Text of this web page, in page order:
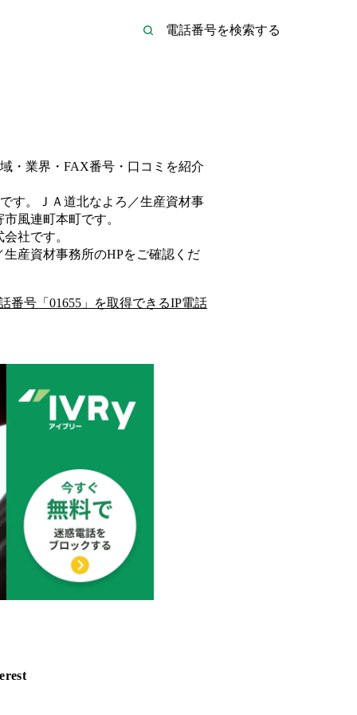
・業界・FAX番号・口コミを紹介
す。
ＪＡ道北なよろ／生産資材事
市風連町本町です。
会社です。
生産資材事務所のHPをご確認くだ
番号「 01655 」を取得できるIP電話